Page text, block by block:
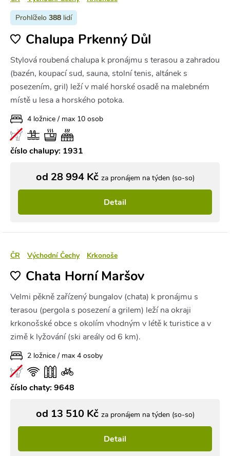
Prohlíželo 388 lidí
Chalupa Prkenný Důl
Stylová roubená chalupa k pronájmu s terasou a zahradou
(bazén, koupací sud, sauna, stolní tenis, altánek s
posezením, gril) leží v malé horské osadě na malebném
místě u lesa a horského potoka.
4 ložnice / max 10 osob
číslo chalupy: 1931
od 28 994 Kč za pronájem na týden (so-so)
Detail
ČR Východní Čechy Krkonoše
Chata Horní Maršov
Velmi pěkně zařízený bungalov (chata) k pronájmu s
terasou (pergola s posezení a grilem) leží na okraji
krkonošské obce s okolím vhodným v létě k turistice a v
zimě k lyžování (ski areály od 6 km).
2 ložnice / max 4 osoby
číslo chaty: 9648
od 13 510 Kč za pronájem na týden (so-so)
Detail